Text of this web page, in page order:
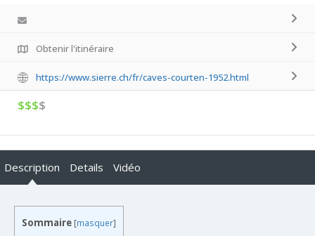
Obtenir l'itinéraire
https://www.sierre.ch/fr/caves-courten-1952.html
$$$$
Description Details Vidéo
Sommaire [masquer]